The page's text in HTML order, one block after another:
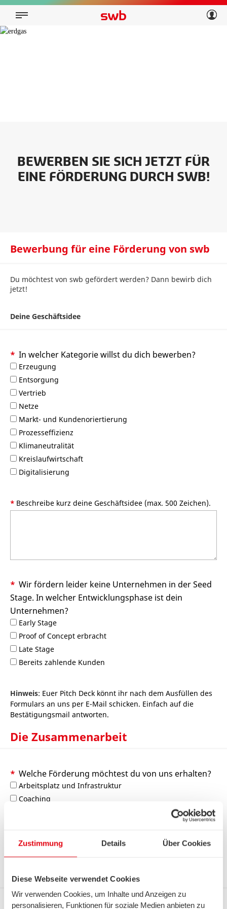
Zustimmung Details Über Cookies
Diese Webseite verwendet Cookies
Wir verwenden Cookies, um Inhalte und Anzeigen zu
personalisieren, Funktionen für soziale Medien anbieten zu
Privatkunden
Geschäftskunden
BEWERBEN SIE SICH JETZT FÜR
EINE FÖRDERUNG DURCH SWB!
Bewerbung für eine Förderung von swb
Du möchtest von swb gefördert werden? Dann bewirb dich
jetzt!
Deine Geschäftsidee
In welcher Kategorie willst du dich bewerben?
Erzeugung
Entsorgung
Vertrieb
Netze
Markt- und Kundenoriertierung
Prozesseffizienz
Klimaneutralität
Kreislaufwirtschaft
Digitalisierung
Beschreibe kurz deine Geschäftsidee (max. 500 Zeichen).
Stage. In welcher Entwicklungsphase ist dein
Unternehmen?
Early Stage
Proof of Concept erbracht
Late Stage
Bereits zahlende Kunden
Hinweis: Euer Pitch Deck könnt ihr nach dem Ausfüllen des
Formulars an uns per E-Mail schicken. Einfach auf die
Bestätigungsmail antworten.
Die Zusammenarbeit
Welche Förderung möchtest du von uns erhalten?
Arbeitsplatz und Infrastruktur
Coaching
Begleitung bei der Entwicklung des Prototypens
Vernetzung mit Expert:innen von swb
Deine Kontaktdaten